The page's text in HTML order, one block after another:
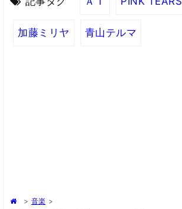
加藤ミリヤ 青山テルマ
> 音楽 >